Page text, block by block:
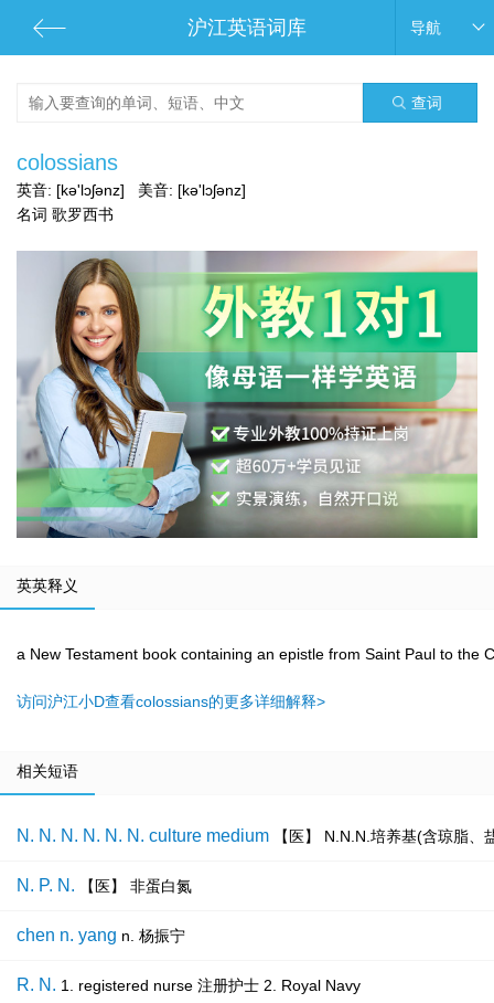
沪江英语词库 导航
查词
colossians
英音: [kə'lɔʃənz] 美音: [kə'lɔʃənz]
名词 歌罗西书
英英释义
a New Testament book containing an epistle from Saint Paul to the
访问沪江小D查看colossians的更多详细解释>
相关短语
N. N. N. N. N. N. culture medium 【医】 N.N.N.培养基(含琼脂
N. P. N. 【医】 非蛋白氮
chen n. yang n. 杨振宁
R. N. 1. registered nurse 注册护士 2. Royal Navy